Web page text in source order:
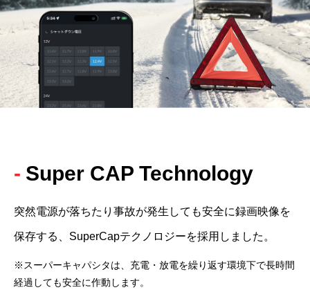
Super CAP Technology
突然電源が落ちたり事故が発生しても安全に録画映像を
保存する、SuperCapテクノロジーを採用しました。
※スーパーキャパシタは、充電・放電を繰り返す環境下で長時間
経過しても安全に作動します。